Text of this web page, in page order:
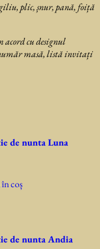
plic, șnur, pană, foiță
cu designul
masă, listă invitați
de nunta Luna
coș
de nunta Andia